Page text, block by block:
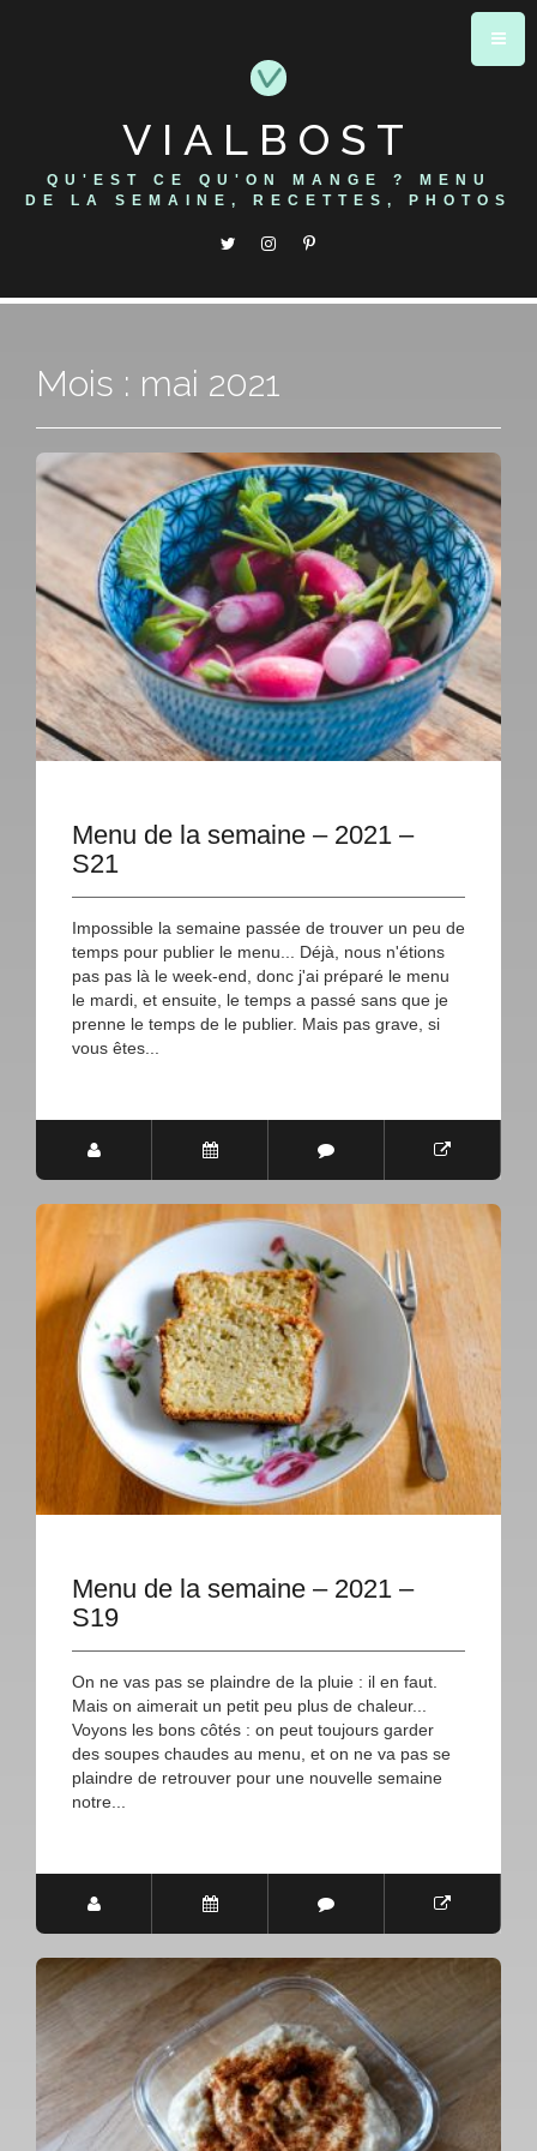
VIALBOST
QU'EST CE QU'ON MANGE ? MENU
DE LA SEMAINE, RECETTES, PHOTOS
Mois : mai 2021
Menu de la semaine – 2021 –
S21
Impossible la semaine passée de trouver un peu de
temps pour publier le menu... Déjà, nous n'étions
pas pas là le week-end, donc j'ai préparé le menu
le mardi, et ensuite, le temps a passé sans que je
prenne le temps de le publier. Mais pas grave, si
vous êtes...
Menu de la semaine – 2021 –
S19
On ne vas pas se plaindre de la pluie : il en faut.
Mais on aimerait un petit peu plus de chaleur...
Voyons les bons côtés : on peut toujours garder
des soupes chaudes au menu, et on ne va pas se
plaindre de retrouver pour une nouvelle semaine
notre...